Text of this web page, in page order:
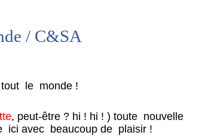
/ C&SA
tout le monde !
, peut-être ? hi ! hi ! ) toute nouvelle
ici avec beaucoup de plaisir !